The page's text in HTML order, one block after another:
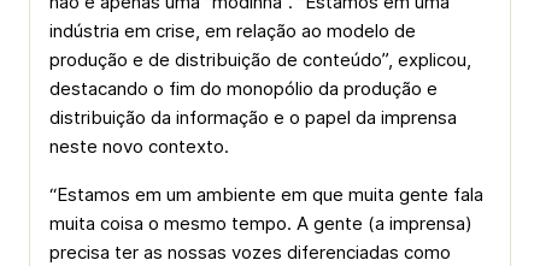
indústria em crise, em relação ao modelo de
produção e de distribuição de conteúdo”, explicou,
destacando o fim do monopólio da produção e
distribuição da informação e o papel da imprensa
neste novo contexto.
“Estamos em um ambiente em que muita gente fala
muita coisa o mesmo tempo. A gente (a imprensa)
precisa ter as nossas vozes diferenciadas como